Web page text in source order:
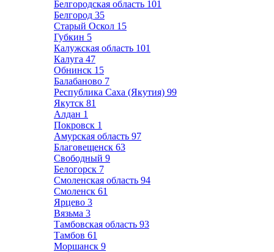
Белгородская область 101
Белгород 35
Старый Оскол 15
Губкин 5
Калужская область 101
Калуга 47
Обнинск 15
Балабаново 7
Республика Саха (Якутия) 99
Якутск 81
Алдан 1
Покровск 1
Амурская область 97
Благовещенск 63
Свободный 9
Белогорск 7
Смоленская область 94
Смоленск 61
Ярцево 3
Вязьма 3
Тамбовская область 93
Тамбов 61
Моршанск 9